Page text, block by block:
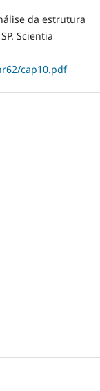
da estrutura
Scientia
cap10.pdf